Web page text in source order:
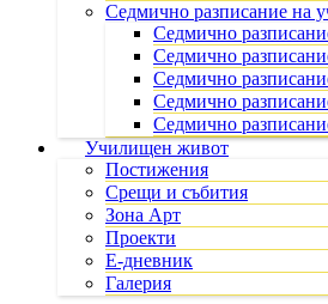
Седмично разписание на
Седмично
Седмично
Седмично
Седмично
Седмично
Училищен живот
Постижения
Срещи и събития
Зона Арт
Проекти
Е-дневник
Галерия